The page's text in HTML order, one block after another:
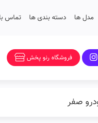
مدل ها دسته بندی ها تماس
فروشگاه رنو پخش
صفر